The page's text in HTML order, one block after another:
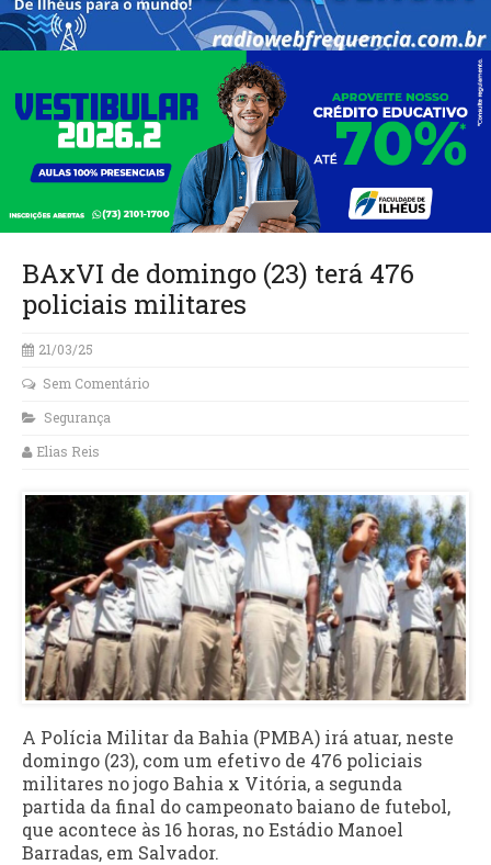
BAxVI de domingo (23) terá 476
policiais militares
21/03/25
Sem Comentário
Segurança
Elias Reis
A Polícia Militar da Bahia (PMBA) irá atuar, neste
domingo (23), com um efetivo de 476 policiais
militares no jogo Bahia x Vitória, a segunda
partida da final do campeonato baiano de futebol,
que acontece às 16 horas, no Estádio Manoel
Barradas, em Salvador.